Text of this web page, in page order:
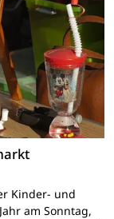
Kinder- und
am Sonntag,